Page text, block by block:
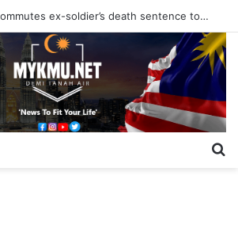
Federal Court commutes ex-soldier’s death sentence to 40 years